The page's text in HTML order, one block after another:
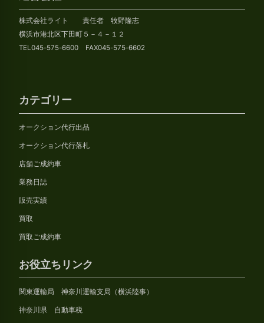
イ
ブ
株式会社ライト 責任者 牧野隆志
横浜市港北区下田町５－４－１２
TEL045-575-6600 FAX045-575-6602
カテゴリー
オークション代行出品
オークション代行落札
店舗ご成約車
業務日誌
販売実績
買取
買取ご成約車
お役立ちリンク
関東運輸局 神奈川運輸支局（横浜陸事）
神奈川県 自動車税